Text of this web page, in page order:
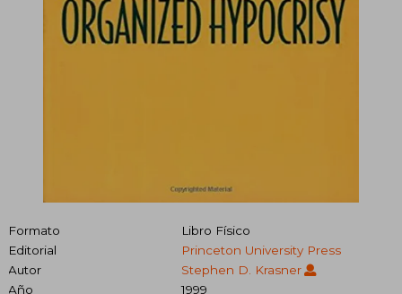
Formato
Libro Físico
Editorial
Princeton University Press
Autor
Stephen D. Krasner
Año
1999